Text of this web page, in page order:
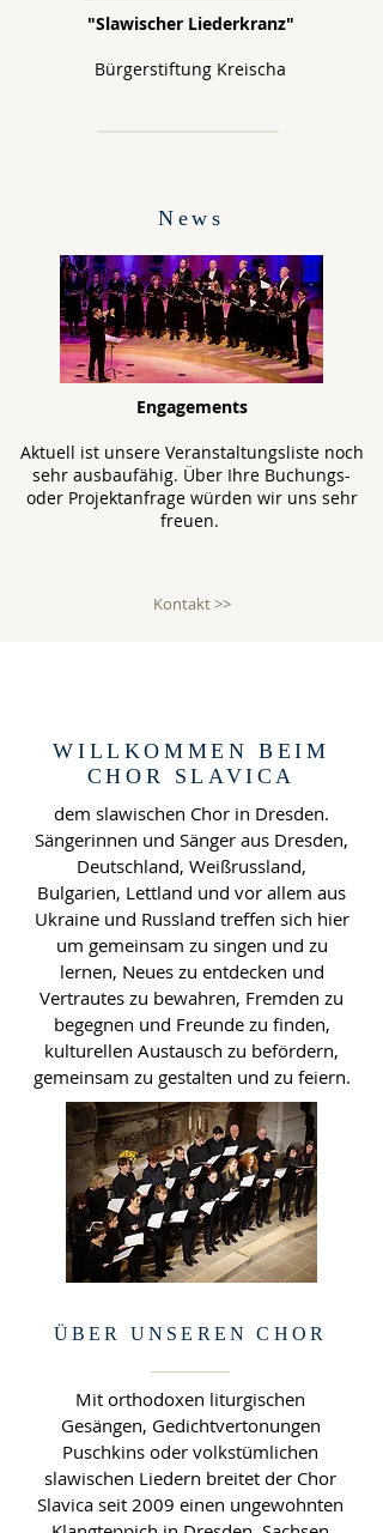
"Slawischer Liederkranz"
Bürgerstiftung Kreischa
News
Engagements
Aktuell ist unsere Veranstaltungsliste noch
sehr ausbaufähig. Über Ihre Buchungs-
oder Projektanfrage würden wir uns sehr
freuen.
Kontakt >>
WILLKOMMEN BEIM
CHOR SLAVICA
dem slawischen Chor in Dresden.
Sängerinnen und Sänger aus Dresden,
Deutschland, Weißrussland,
Bulgarien, Lettland und vor allem aus
Ukraine und Russland treffen sich hier
um gemeinsam zu singen und zu
lernen, Neues zu entdecken und
Vertrautes zu bewahren, Fremden zu
begegnen und Freunde zu finden,
kulturellen Austausch zu befördern,
gemeinsam zu gestalten und zu feiern.
ÜBER UNSEREN CHOR
Mit orthodoxen liturgischen
Gesängen, Gedichtvertonungen
Puschkins oder volkstümlichen
slawischen Liedern breitet der Chor
Slavica seit 2009 einen ungewohnten